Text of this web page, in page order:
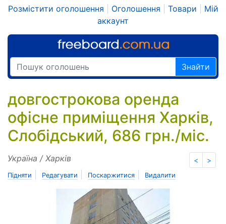
Розмістити оголошення Оголошення Товари
Мій
аккаунт
Знайти
довгострокова оренда
офісне приміщення Харків,
Слобідський, 686 грн./міс.
< >
Україна / Харків
Підняти Редагувати Поскаржитися Видалити